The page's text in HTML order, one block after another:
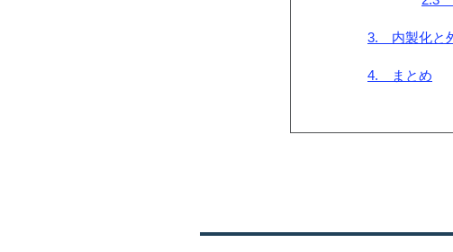
3. 内製化と
4. まとめ